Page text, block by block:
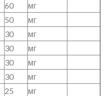
60
мг
50
мг
30
мг
30
мг
30
мг
30
мг
25
мг